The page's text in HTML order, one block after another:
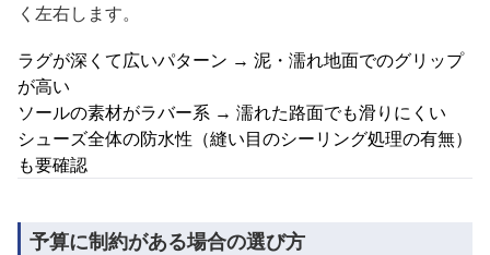
く左右します。
ラグが深くて広いパターン → 泥・濡れ地面でのグリップ
が高い
ソールの素材がラバー系 → 濡れた路面でも滑りにくい
シューズ全体の防水性（縫い目のシーリング処理の有無）
も要確認
予算に制約がある場合の選び方